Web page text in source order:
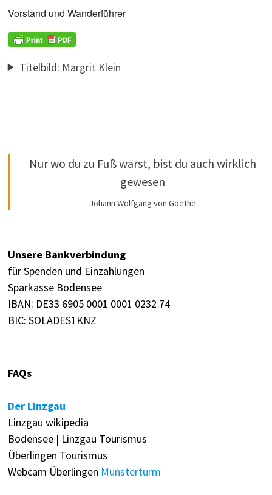
Vorstand und Wanderführer
Titelbild: Margrit Klein
Nur wo du zu Fuß warst, bist du auch wirklich
gewesen
Johann Wolfgang von Goethe
Unsere Bankverbindung
für Spenden und Einzahlungen
Sparkasse Bodensee
IBAN: DE33 6905 0001 0001 0232 74
BIC: SOLADES1KNZ
FAQs
Der Linzgau
Linzgau wikipedia
Bodensee | Linzgau Tourismus
Überlingen Tourismus
Webcam Überlingen Münsterturm